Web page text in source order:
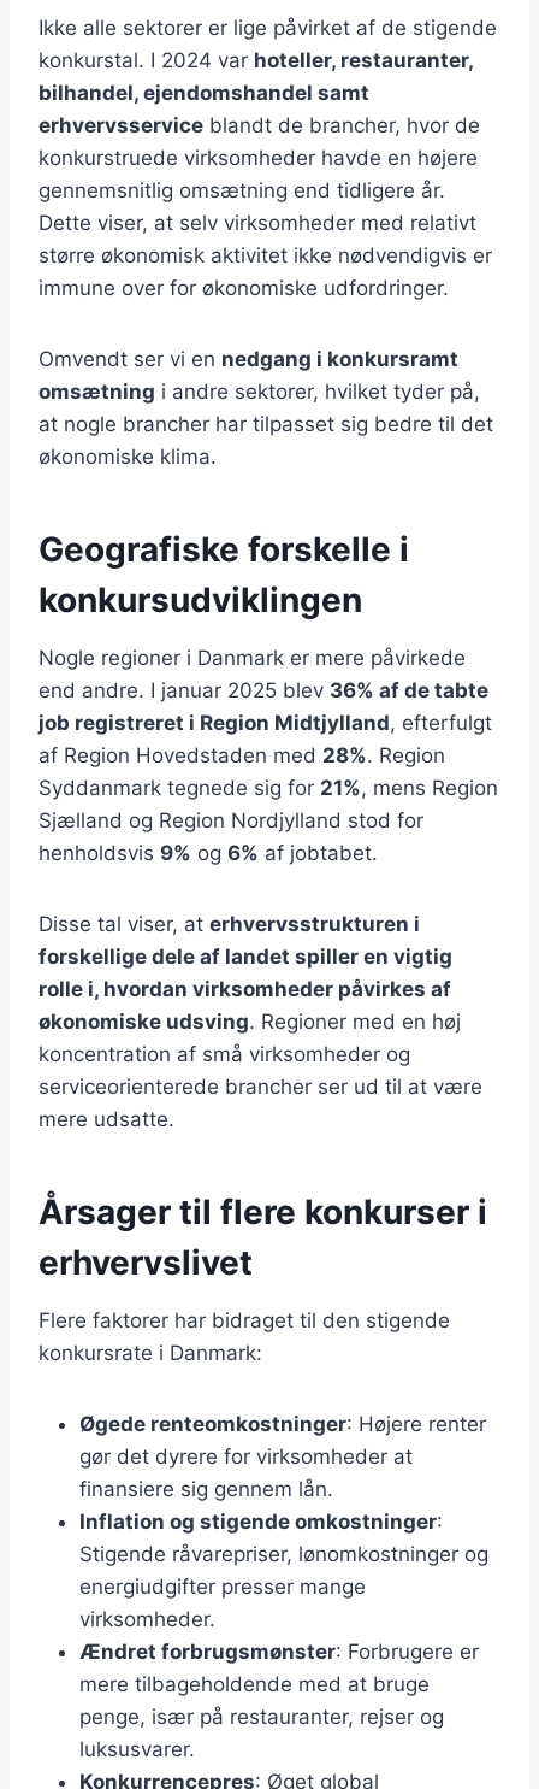
Ikke alle sektorer er lige påvirket af de stigende
konkurstal. I 2024 var hoteller, restauranter,
bilhandel, ejendomshandel samt
erhvervsservice blandt de brancher, hvor de
konkurstruede virksomheder havde en højere
gennemsnitlig omsætning end tidligere år.
Dette viser, at selv virksomheder med relativt
større økonomisk aktivitet ikke nødvendigvis er
immune over for økonomiske udfordringer.
Omvendt ser vi en nedgang i konkursramt
omsætning i andre sektorer, hvilket tyder på,
at nogle brancher har tilpasset sig bedre til det
økonomiske klima.
Geografiske forskelle i
konkursudviklingen
Nogle regioner i Danmark er mere påvirkede
end andre. I januar 2025 blev 36% af de tabte
job registreret i Region Midtjylland, efterfulgt
af Region Hovedstaden med 28%. Region
Syddanmark tegnede sig for 21%, mens Region
Sjælland og Region Nordjylland stod for
henholdsvis 9% og 6% af jobtabet.
Disse tal viser, at erhvervsstrukturen i
forskellige dele af landet spiller en vigtig
rolle i, hvordan virksomheder påvirkes af
økonomiske udsving. Regioner med en høj
koncentration af små virksomheder og
serviceorienterede brancher ser ud til at være
mere udsatte.
Årsager til flere konkurser i
erhvervslivet
Flere faktorer har bidraget til den stigende
konkursrate i Danmark:
Øgede renteomkostninger: Højere renter
gør det dyrere for virksomheder at
finansiere sig gennem lån.
Inflation og stigende omkostninger:
Stigende råvarepriser, lønomkostninger og
energiudgifter presser mange
virksomheder.
Ændret forbrugsmønster: Forbrugere er
mere tilbageholdende med at bruge
penge, især på restauranter, rejser og
luksusvarer.
Konkurrencepres: Øget global